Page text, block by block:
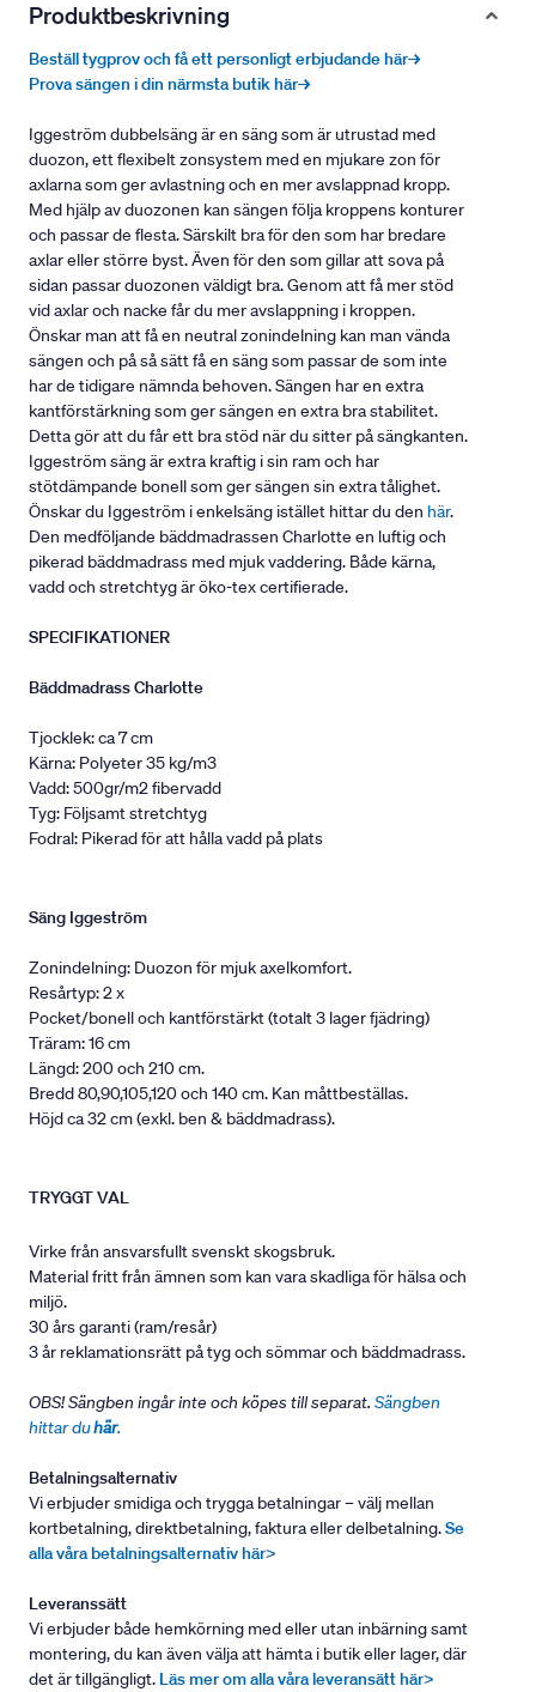
Produktbeskrivning
Beställ tygprov och få ett personligt erbjudande här→
Prova sängen i din närmsta butik här→
Iggeström dubbelsäng är en säng som är utrustad med
duozon, ett flexibelt zonsystem med en mjukare zon för
axlarna som ger avlastning och en mer avslappnad kropp.
Med hjälp av duozonen kan sängen följa kroppens konturer
och passar de flesta. Särskilt bra för den som har bredare
axlar eller större byst. Även för den som gillar att sova på
sidan passar duozonen väldigt bra. Genom att få mer stöd
vid axlar och nacke får du mer avslappning i kroppen.
Önskar man att få en neutral zonindelning kan man vända
sängen och på så sätt få en säng som passar de som inte
har de tidigare nämnda behoven. Sängen har en extra
kantförstärkning som ger sängen en extra bra stabilitet.
Detta gör att du får ett bra stöd när du sitter på sängkanten.
Iggeström säng är extra kraftig i sin ram och har
stötdämpande bonell som ger sängen sin extra tålighet.
Önskar du Iggeström i enkelsäng istället hittar du den här.
Den medföljande bäddmadrassen Charlotte en luftig och
pikerad bäddmadrass med mjuk vaddering. Både kärna,
vadd och stretchtyg är öko-tex certifierade.
SPECIFIKATIONER
Bäddmadrass Charlotte
Tjocklek: ca 7 cm
Kärna: Polyeter 35 kg/m3
Vadd: 500gr/m2 fibervadd
Tyg: Följsamt stretchtyg
Fodral: Pikerad för att hålla vadd på plats
Säng Iggeström
Zonindelning: Duozon för mjuk axelkomfort.
Resårtyp: 2 x
Pocket/bonell och kantförstärkt (totalt 3 lager fjädring)
Träram: 16 cm
Längd: 200 och 210 cm.
Bredd 80,90,105,120 och 140 cm. Kan måttbeställas.
Höjd ca 32 cm (exkl. ben & bäddmadrass).
TRYGGT VAL
Virke från ansvarsfullt svenskt skogsbruk.
Material fritt från ämnen som kan vara skadliga för hälsa och
miljö.
30 års garanti (ram/resår)
3 år reklamationsrätt på tyg och sömmar och bäddmadrass.
OBS! Sängben ingår inte och köpes till separat. Sängben
hittar duhär.
Betalningsalternativ
Vi erbjuder smidiga och trygga betalningar – välj mellan
kortbetalning, direktbetalning, faktura eller delbetalning.Se
alla våra betalningsalternativ här>
Leveranssätt
Vi erbjuder både hemkörning med eller utan inbärning samt
montering, du kan även välja att hämta i butik eller lager, där
det är tillgängligt. Läs mer om alla våra leveransätt här>